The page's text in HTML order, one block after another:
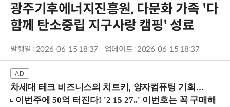
광주기후에너지진흥원, 다문화 가족 '다
함께 탄소중립 지구사랑 캠핑' 성료
발행일 : 2026-06-15 18:37 업데이트 : 2026-06-15 18:37
차세대 테크 비즈니스의 치트키, 양자컴퓨팅 기회를 선점하라! (8/28 강남역)